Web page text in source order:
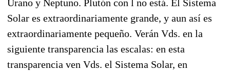
Urano y Neptuno. Plutón con l no está. El Sistema
Solar es extraordinariamente grande, y aun así es
extraordinariamente pequeño. Verán Vds. en la
siguiente transparencia las escalas: en esta
transparencia ven Vds. el Sistema Solar, en